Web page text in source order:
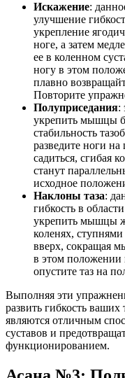
Искажение:
улучшение
укрепление
ноге, а затем
ее в коленном
ногу в этом
плавно
Повторите
Полуприседания:
укрепить мышцы
стабильность
разведите ноги
садиться, сгибая
станут
исходное
Наклоны таза:
гибкость в
укрепить мышцы
коленях,
вверх, сокращая
в этом положении
опустите таз на
Выполняя эти
развить гибкость
являются отличным
суставов и
функционированием.